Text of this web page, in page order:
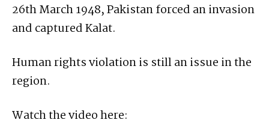
26th March 1948, Pakistan forced an invasion
and captured Kalat.
Human rights violation is still an issue in the
region.
Watch the video here: